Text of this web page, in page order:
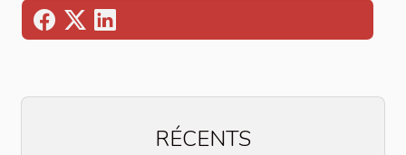
RÉCENTS